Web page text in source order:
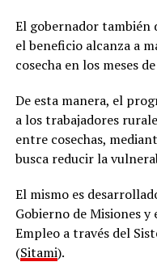
El gobernador también
el beneficio alcanza a
cosecha en los meses
De esta manera, el
a los trabajadores
entre cosechas,
busca reducir la
El mismo es
Gobierno de Misiones
Empleo a través del
(Sitami).